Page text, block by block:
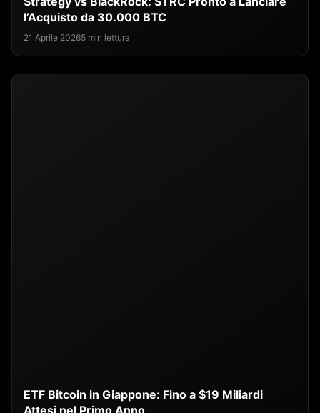
l’Acquisto da 30.000 BTC
21 Aprile 20265 min lettura
ETF Bitcoin in Giappone: Fino a $19 Miliardi